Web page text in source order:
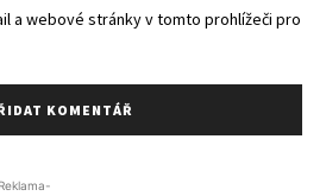
a webové stránky v tomto prohlížeči pro